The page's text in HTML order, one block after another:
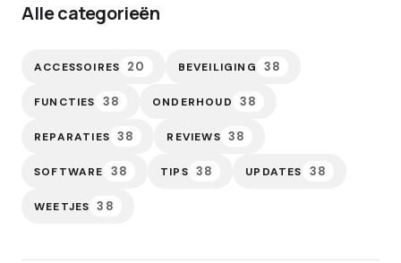
Alle categorieën
ACCESSOIRES 20 BEVEILIGING 38
FUNCTIES 38 ONDERHOUD 38
REPARATIES 38 REVIEWS 38
SOFTWARE 38 TIPS 38 UPDATES 38
WEETJES 38